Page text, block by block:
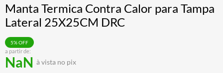
Manta Termica Contra Calor para Tampa
Lateral 25X25CM DRC
a partir de:
NaN à vista no pix
5% OFF
5º LUVA
6º BAU
7º
8 º AIROH